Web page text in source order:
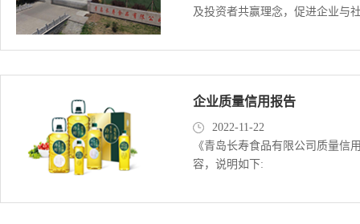
及投资者共赢理念，促进企业与
企业质量信用报告
2022-11-22
《青岛长寿食品有限公司质量
容，说明如下: